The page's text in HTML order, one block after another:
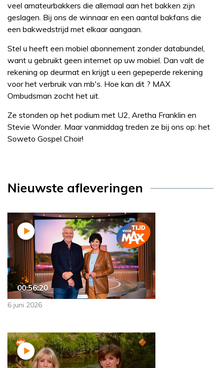
veel amateurbakkers die allemaal aan het bakken zijn
geslagen. Bij ons de winnaar en een aantal bakfans die
een bakwedstrijd met elkaar aangaan.
Stel u heeft een mobiel abonnement zonder databundel,
want u gebruikt geen internet op uw mobiel. Dan valt de
rekening op deurmat en krijgt u een gepeperde rekening
voor het verbruik van mb's. Hoe kan dit ? MAX
Ombudsman zocht het uit.
Ze stonden op het podium met U2, Aretha Franklin en
Stevie Wonder. Maar vanmiddag treden ze bij ons op: het
Soweto Gospel Choir!
Nieuwste afleveringen
00:56:20
6 juni 2026